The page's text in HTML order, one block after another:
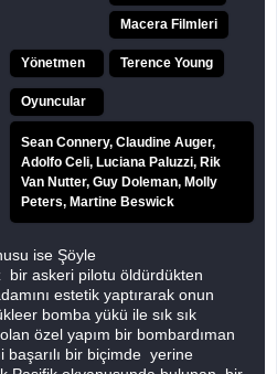
Macera Filmleri
Yönetmen Terence Young
Oyuncular
Sean Connery, Claudine Auger,
Adolfo Celi, Luciana Paluzzi, Rik
Van Nutter, Guy Doleman, Molly
Peters, Martine Beswick
ise Şöyle
bir askeri pilotu öldürdükten
estetik yaptırarak onun
bomba yükü ile sık sık
özel yapım bir bombardıman
başarılı bir biçimde yerine